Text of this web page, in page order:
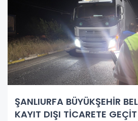
ŞANLIURFA BÜYÜKŞEHİR
KAYIT DIŞI TİCARETE